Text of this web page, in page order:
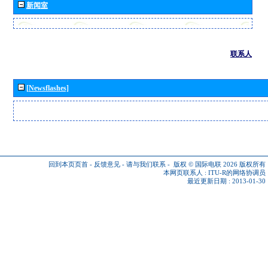
新闻室
联系人
[Newsflashes]
回到本页页首 - 反馈意见 - 请与我们联系 - 版权 © 国际电联 2026 版权所有
本网页联系人 : ITU-R的网络协调员
最近更新日期 : 2013-01-30